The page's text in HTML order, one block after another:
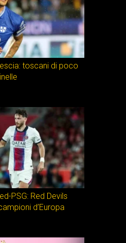
toscani di poco
PSG: Red Devils
d’Europa